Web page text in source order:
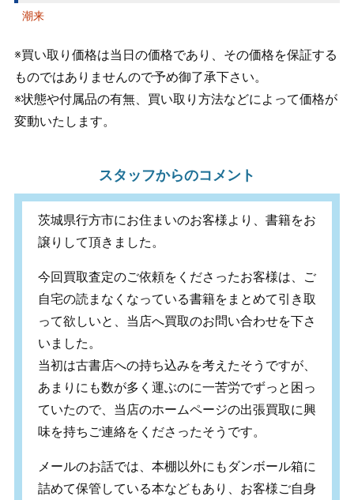
潮来
※買い取り価格は当日の価格であり、その価格を保証する
ものではありませんので予め御了承下さい。
※状態や付属品の有無、買い取り方法などによって価格が
変動いたします。
スタッフからのコメント
茨城県行方市にお住まいのお客様より、書籍をお
譲りして頂きました。
今回買取査定のご依頼をくださったお客様は、ご
自宅の読まなくなっている書籍をまとめて引き取
って欲しいと、当店へ買取のお問い合わせを下さ
いました。
当初は古書店への持ち込みを考えたそうですが、
あまりにも数が多く運ぶのに一苦労でずっと困っ
ていたので、当店のホームページの出張買取に興
味を持ちご連絡をくださったそうです。
メールのお話では、本棚以外にもダンボール箱に
詰めて保管している本などもあり、お客様ご自身